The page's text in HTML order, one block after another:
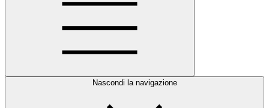
Nascondi la navigazione